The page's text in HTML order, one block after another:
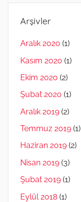
Arşivler
Aralık 2020 (1)
Kasım 2020 (1)
Ekim 2020 (2)
Şubat 2020 (1)
Aralık 2019 (2)
Temmuz 2019 (1)
Haziran 2019 (2)
Nisan 2019 (3)
Şubat 2019 (1)
Eylül 2018 (1)